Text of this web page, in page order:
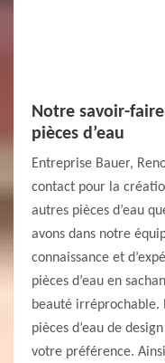
Notre savoir-
pièces d’eau
Entreprise Bauer,
contact pour la
autres pièces d’eau
avons dans notre
connaissance et
pièces d’eau en
beauté irréprochable.
pièces d’eau de
votre préférence.